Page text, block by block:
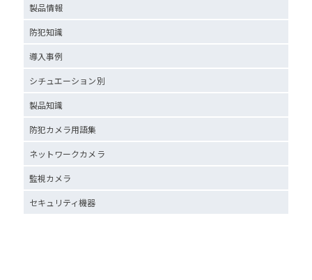
製品情報
防犯知識
導入事例
シチュエーション別
製品知識
防犯カメラ用語集
ネットワークカメラ
監視カメラ
セキュリティ機器